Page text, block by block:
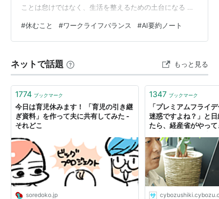
ことは怠けではなく、生活を整えるための土台になる ✅
が正しい」という思い込みが根っこにあります。 ✅ 休息
は努力の反対ではなく、判断力・感情・仕事の質を守る
間だけでなく、睡眠・回復・余白を含めて生活全体を見
る必要があります。 休むことに罪悪感を持ちやすい社会
になっている 休みたいのに…
#休むこと #ワークライフバランス #AI要約ノート
ネットで話題 もっと見る
1774 ブックマーク
今日は育児休みます！ 「育児の引き継
ぎ資料」を作って夫に共有してみた -
それどこ
soredoko.jp
1347 ブックマーク
「プレミアムフライ
迷惑ですよね？」と
たら、経産省がやっ
論 | サイボウズ式